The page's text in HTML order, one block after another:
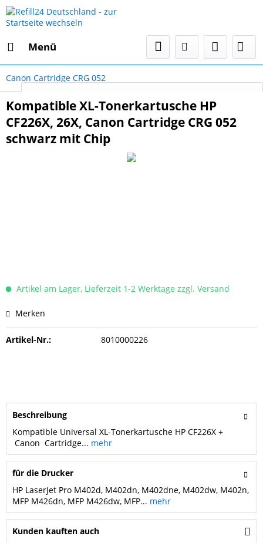
Menü
Canon Cartridge CRG 052
Kompatible XL-Tonerkartusche HP
CF226X, 26X, Canon Cartridge CRG 052
schwarz mit Chip
Artikel am Lager, Lieferzeit 1-2 Werktage zzgl. Versand
Merken
Artikel-Nr.: 8010000226
Beschreibung
Kompatible Universal XL-Tonerkartusche HP CF226X +
Canon Cartridge... mehr
für die Drucker
HP LaserJet Pro M402d, M402dn, M402dne, M402dw, M402n,
MFP M426dn, MFP M426dw, MFP... mehr
Kunden kauften auch